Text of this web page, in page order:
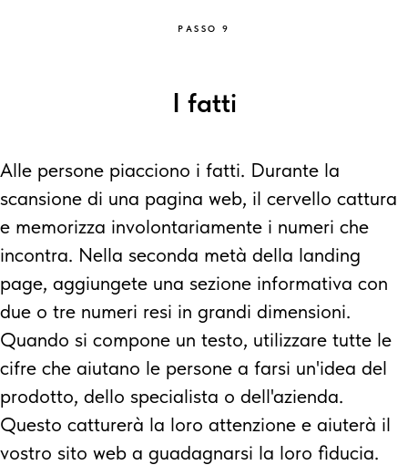
PASSO 9
I fatti
Alle persone piacciono i fatti. Durante la
scansione di una pagina web, il cervello cattura
e memorizza involontariamente i numeri che
incontra. Nella seconda metà della landing
page, aggiungete una sezione informativa con
due o tre numeri resi in grandi dimensioni.
Quando si compone un testo, utilizzare tutte le
cifre che aiutano le persone a farsi un'idea del
prodotto, dello specialista o dell'azienda.
Questo catturerà la loro attenzione e aiuterà il
vostro sito web a guadagnarsi la loro fiducia.